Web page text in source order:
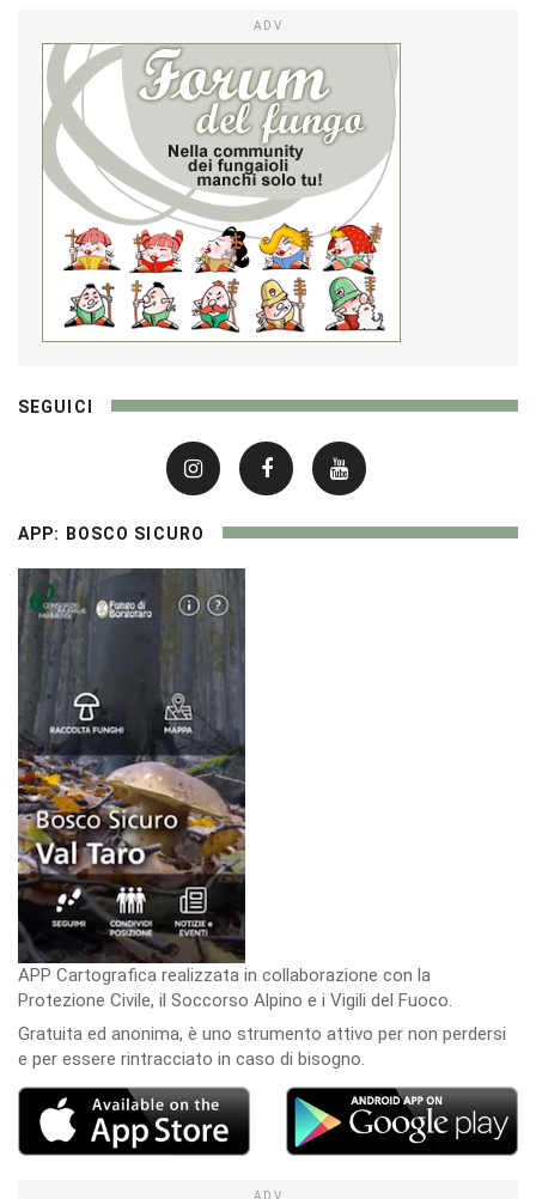
ADV
SEGUICI
APP: BOSCO SICURO
APP Cartografica realizzata in collaborazione con la
Protezione Civile, il Soccorso Alpino e i Vigili del Fuoco.
Gratuita ed anonima, è uno strumento attivo per non perdersi
e per essere rintracciato in caso di bisogno.
ADV